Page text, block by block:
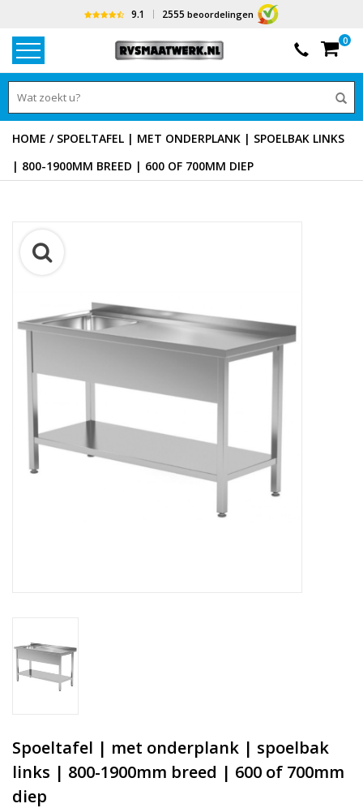
9.1 2555 beoordelingen
0
HOME / SPOELTAFEL | MET ONDERPLANK | SPOELBAK LINKS
| 800-1900MM BREED | 600 OF 700MM DIEP
Spoeltafel | met onderplank | spoelbak
links | 800-1900mm breed | 600 of 700mm
diep